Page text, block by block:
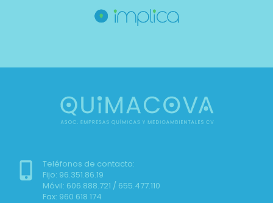
Teléfonos de contacto:
Fijo: 96.351.86.19
Móvil: 606.888.721 / 655.477.110
Fax: 960 618 174